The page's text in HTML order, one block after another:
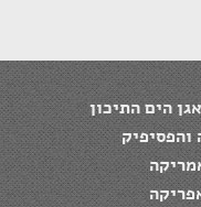
הים התיכון
והפסיפיק